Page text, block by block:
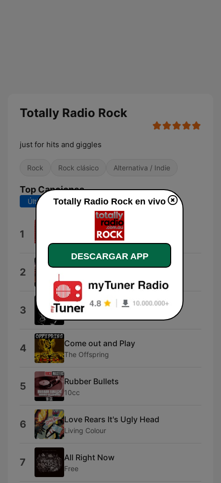
Totally Radio Rock
just for hits and giggles
Rock Rock clásico Alternativa / Indie
Top Canciones
Últimos 7 días Últimos 30 días
1 Miss Freelove '69
Hoodoo Gurus
2 Turn Up Your Radio
3 Cherry Bomb
4 Come out and Play
The Offspring
5 Rubber Bullets
10cc
6 Love Rears It's Ugly Head
Living Colour
7 All Right Now
Free
Totally Radio Rock en vivo
DESCARGAR APP